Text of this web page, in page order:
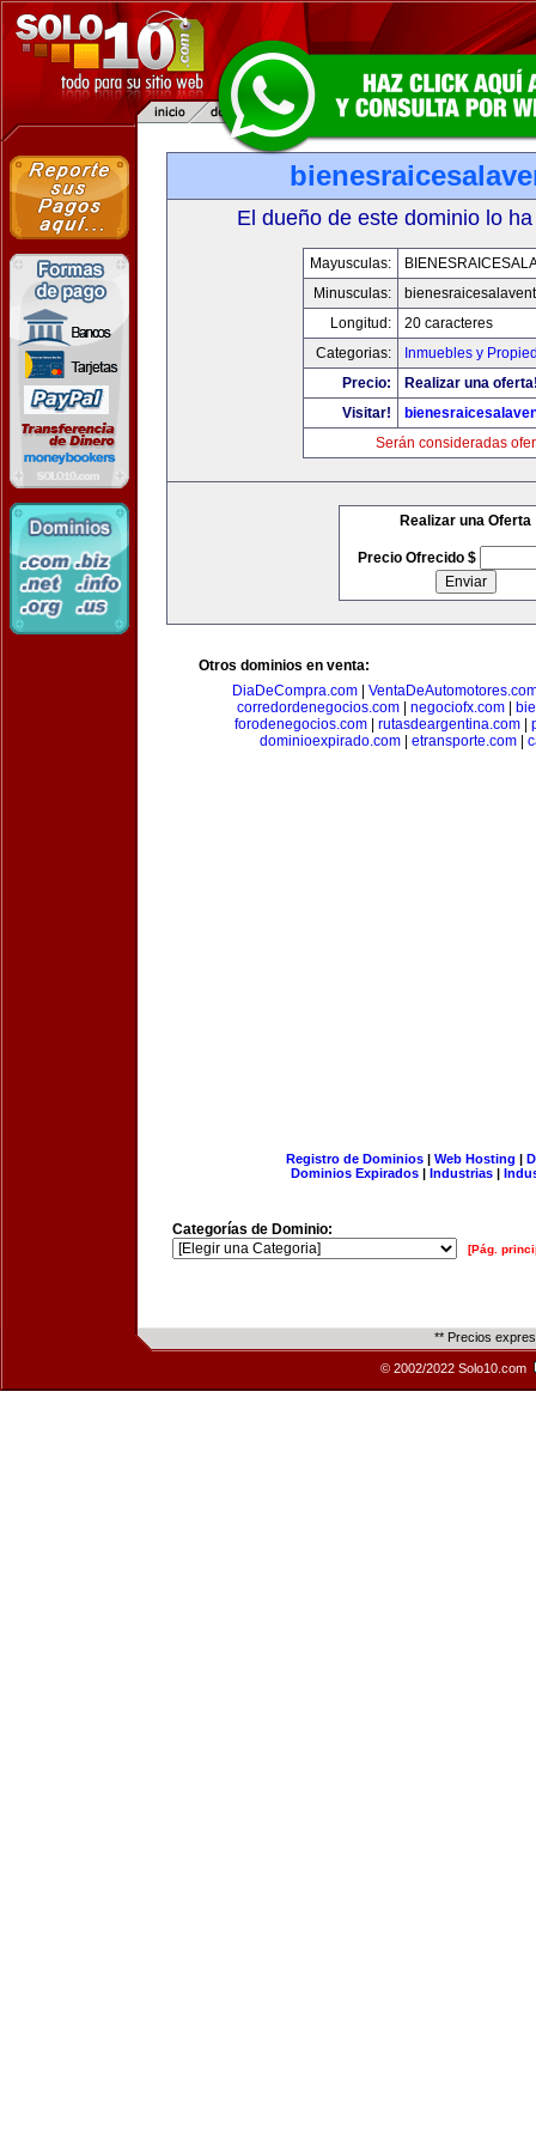
El dueño de este dominio lo
Mayusculas:
Minusculas:
Longitud:
20 caracteres
Categorias:
Inmuebles y
Precio:
Realizar una
Visitar!
Serán consideradas
Realizar una Oferta
Precio Ofrecido $
Otros dominios en venta:
DiaDeCompra.com|
corredordenegocios.com
negociofx.com
forodenegocios.com| rutasdeargentina.com|
dominioexpirado.com| etransporte.com|
Registro de Dominios| Web Hosting |
Dominios Expirados | Industrias |
Categorías de Dominio:
[Pág.
** Precios
© 2002/2022 Solo10.com